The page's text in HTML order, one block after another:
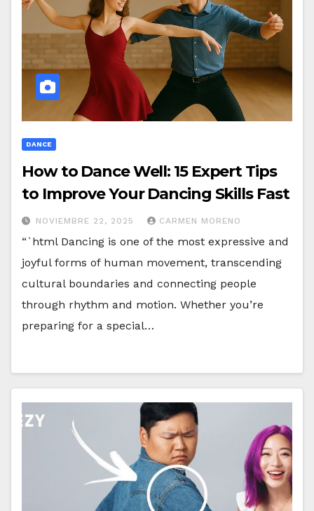
DANCE
How to Dance Well: 15 Expert Tips
to Improve Your Dancing Skills Fast
NOVIEMBRE 22, 2025 CARMEN MORENO
“`html Dancing is one of the most expressive and
joyful forms of human movement, transcending
cultural boundaries and connecting people
through rhythm and motion. Whether you’re
preparing for a special…